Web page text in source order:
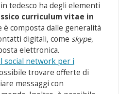
tedesco ha degli elementi
curriculum vitae in
è composta dalle generalità
digitali, come skype,
elettronica.
social network per i
trovare offerte di
messaggi con